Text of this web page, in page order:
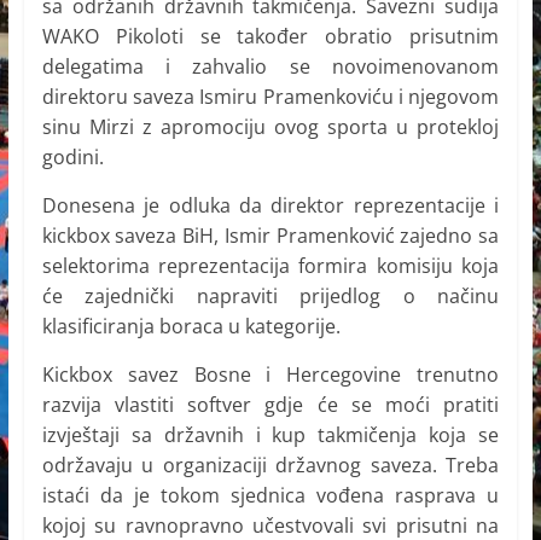
sa održanih državnih takmičenja. Savezni sudija
WAKO Pikoloti se također obratio prisutnim
delegatima i zahvalio se novoimenovanom
direktoru saveza Ismiru Pramenkoviću i njegovom
sinu Mirzi z apromociju ovog sporta u protekloj
godini.
Donesena je odluka da direktor reprezentacije i
kickbox saveza BiH, Ismir Pramenković zajedno sa
selektorima reprezentacija formira komisiju koja
će zajednički napraviti prijedlog o načinu
klasificiranja boraca u kategorije.
Kickbox savez Bosne i Hercegovine trenutno
razvija vlastiti softver gdje će se moći pratiti
izvještaji sa državnih i kup takmičenja koja se
održavaju u organizaciji državnog saveza. Treba
istaći da je tokom sjednica vođena rasprava u
kojoj su ravnopravno učestvovali svi prisutni na